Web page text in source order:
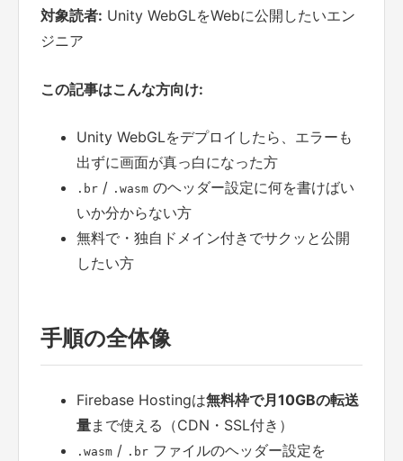
対象読者: Unity WebGLをWebに公開したいエン
ジニア
この記事はこんな方向け:
Unity WebGLをデプロイしたら、エラーも
出ずに画面が真っ白になった方
.br / .wasm のヘッダー設定に何を書けばい
いか分からない方
無料で・独自ドメイン付きでサクッと公開
したい方
手順の全体像
Firebase Hostingは無料枠で月10GBの転送
量まで使える（CDN・SSL付き）
.wasm / .br ファイルのヘッダー設定を